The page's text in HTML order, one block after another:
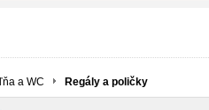
a WC Regály a poličky